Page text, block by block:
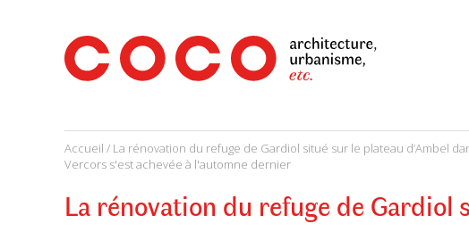
Architecture
architecture,
urbanisme,
etc.
Accueil / La rénovation du refuge de Gardiol situé sur le plateau d’Ambel
Vercors s'est achevée à l'automne dernier
La rénovation du refuge de Gardiol